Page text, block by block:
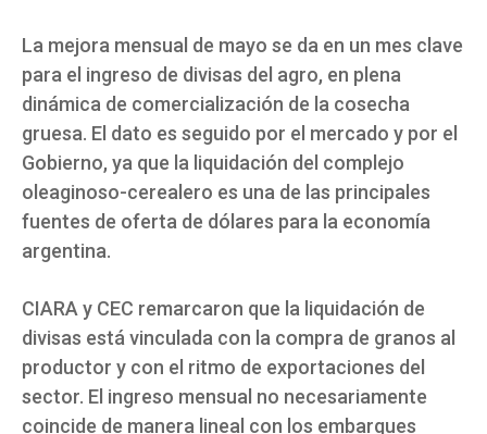
La mejora mensual de mayo se da en un mes clave
para el ingreso de divisas del agro, en plena
dinámica de comercialización de la cosecha
gruesa. El dato es seguido por el mercado y por el
Gobierno, ya que la liquidación del complejo
oleaginoso-cerealero es una de las principales
fuentes de oferta de dólares para la economía
argentina.
CIARA y CEC remarcaron que la liquidación de
divisas está vinculada con la compra de granos al
productor y con el ritmo de exportaciones del
sector. El ingreso mensual no necesariamente
coincide de manera lineal con los embarques